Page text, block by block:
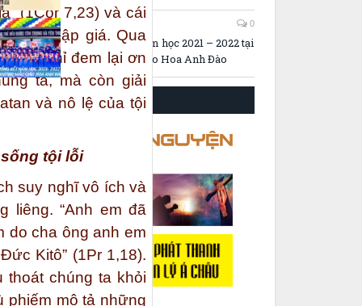
(1Cor 7,23) và cái
trên thập giá. Qua
chỉ đem lại ơn
ta, mà còn giải
và nô lệ của tội
tội lỗi
suy nghĩ vô ích và
liêng. “Anh em đã
do cha ông anh em
Kitô” (1Pr 1,18).
chúng ta khỏi
phiếm mô tả những
04/08/2022 0
Lễ Tổng kết năm học 2021 – 2022 tại
trường Mẫu Giáo Hoa Anh Đào
CÁC TRANG CẦU NGUYỆN